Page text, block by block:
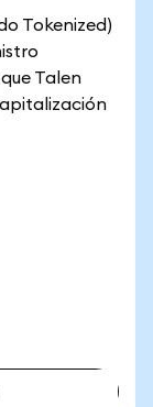
Tokenized)
Talen